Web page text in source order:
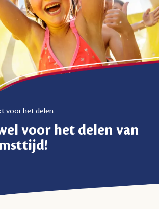
voor het delen
voor het delen van